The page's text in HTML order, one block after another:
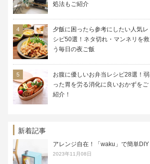
処法もご紹介
夕飯に困ったら参考にしたい人気レ
シピ50選！ネタ切れ・マンネリを救
う毎日の夜ご飯
お腹に優しいお弁当レシピ28選！弱
った胃を労る消化に良いおかずをご
紹介！
新着記事
アレンジ自在！「waku」で簡単DIY
2023年11月08日